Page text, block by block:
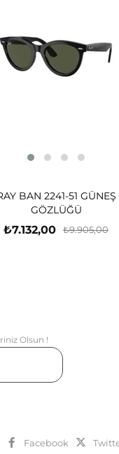
BAN 2241-51 GÜNEŞ
GÖZLÜĞÜ
₺7.132,00 ₺9.905,00
Olsun !
Facebook